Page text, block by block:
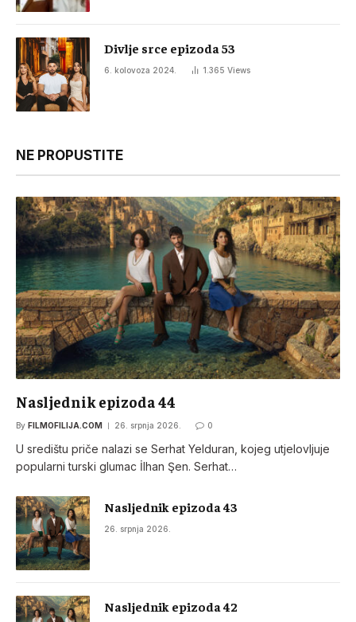
Divlje srce epizoda 53
6. kolovoza 2024. 1.365 Views
NE PROPUSTITE
Nasljednik epizoda 44
By FILMOFILIJA.COM 26. srpnja 2026. 0
U središtu priče nalazi se Serhat Yelduran, kojeg utjelovljuje
popularni turski glumac İlhan Şen. Serhat…
Nasljednik epizoda 43
26. srpnja 2026.
Nasljednik epizoda 42